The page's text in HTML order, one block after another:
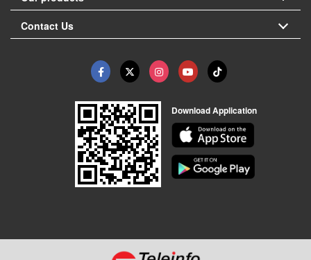
Contact Us
Download Application